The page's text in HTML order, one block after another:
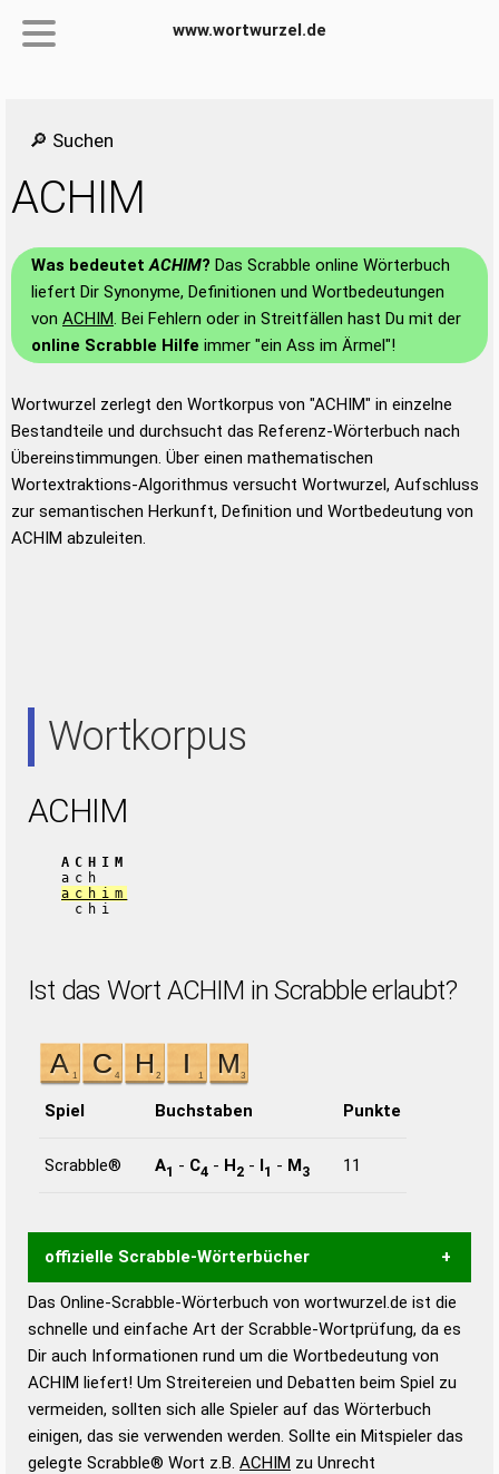
www.wortwurzel.de
🔎 Suchen
ACHIM
Was bedeutetACHIM? Das Scrabble online Wörterbuch
liefert Dir Synonyme, Definitionen und Wortbedeutungen
von ACHIM. Bei Fehlern oder in Streitfällen hast Du mit der
online Scrabble Hilfe immer "ein Ass im Ärmel"!
Wortwurzel zerlegt den Wortkorpus von "ACHIM" in einzelne
Bestandteile und durchsucht das Referenz-Wörterbuch nach
Übereinstimmungen. Über einen mathematischen
Wortextraktions-Algorithmus versucht Wortwurzel, Aufschluss
zur semantischen Herkunft, Definition und Wortbedeutung von
ACHIM abzuleiten.
Wortkorpus
ACHIM
ACHIM
ach
achim
chi
Ist das Wort ACHIM in Scrabble erlaubt?
Spiel Buchstaben Punkte
Scrabble® A1 - C4 - H2 - I1 - M3 11
offizielle Scrabble-Wörterbücher
Wortwurzel liefert mit Hilfe eines semantischen
Wortanalyse-Algorithmus gute Anhaltspunkte zu
Wortbedeutung, Worttrennung und Wortform, um die
Gültigkeit eines Wortes für das Scrabble-Spiel zu
bestimmen!
zugelassene Turnier Scrabble-
Wörterbücher sind:
Das Online-Scrabble-Wörterbuch von wortwurzel.de ist die
schnelle und einfache Art der Scrabble-Wortprüfung, da es
Dir auch Informationen rund um die Wortbedeutung von
ACHIM liefert! Um Streitereien und Debatten beim Spiel zu
vermeiden, sollten sich alle Spieler auf das Wörterbuch
einigen, das sie verwenden werden. Sollte ein Mitspieler das
gelegte Scrabble® Wort z.B. ACHIM zu Unrecht